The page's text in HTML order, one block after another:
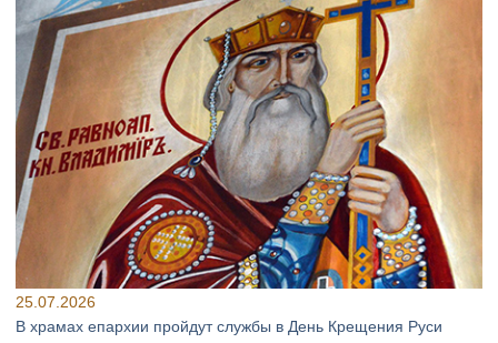
25.07.2026
В храмах епархии пройдут службы в День Крещения Руси